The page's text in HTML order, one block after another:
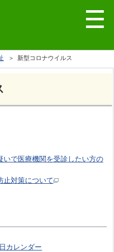
＞ 新型コロナウイルス
いで医療機関を受診したい方の
止対策について
カレンダー